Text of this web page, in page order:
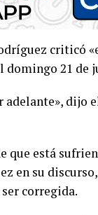
criticó
21 de
adelante», dijo
que está
en su
corregida.